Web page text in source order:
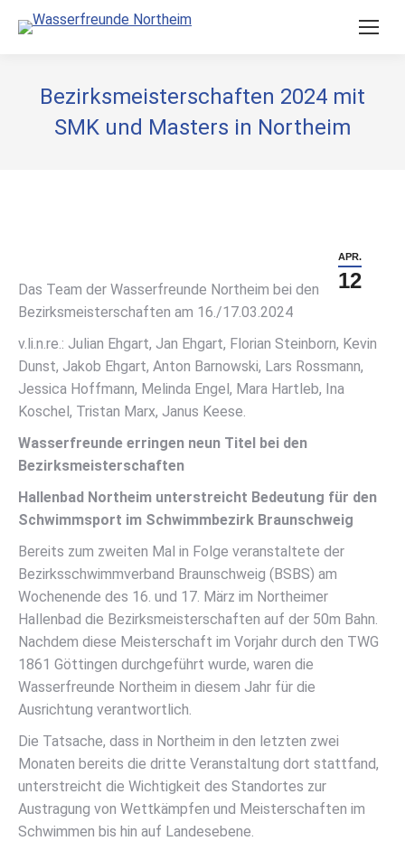
Bezirksmeisterschaften 2024 mit
SMK und Masters in Northeim
APR.
12
Das Team der Wasserfreunde Northeim bei den
Bezirksmeisterschaften am 16./17.03.2024
v.li.n.re.: Julian Ehgart, Jan Ehgart, Florian Steinborn, Kevin
Dunst, Jakob Ehgart, Anton Barnowski, Lars Rossmann,
Jessica Hoffmann, Melinda Engel, Mara Hartleb, Ina
Koschel, Tristan Marx, Janus Keese.
Wasserfreunde erringen neun Titel bei den
Bezirksmeisterschaften
Hallenbad Northeim unterstreicht Bedeutung für den
Schwimmsport im Schwimmbezirk Braunschweig
Bereits zum zweiten Mal in Folge veranstaltete der
Bezirksschwimmverband Braunschweig (BSBS) am
Wochenende des 16. und 17. März im Northeimer
Hallenbad die Bezirksmeisterschaften auf der 50m Bahn.
Nachdem diese Meisterschaft im Vorjahr durch den TWG
1861 Göttingen durchgeführt wurde, waren die
Wasserfreunde Northeim in diesem Jahr für die
Ausrichtung verantwortlich.
Die Tatsache, dass in Northeim in den letzten zwei
Monaten bereits die dritte Veranstaltung dort stattfand,
unterstreicht die Wichtigkeit des Standortes zur
Austragung von Wettkämpfen und Meisterschaften im
Schwimmen bis hin auf Landesebene.